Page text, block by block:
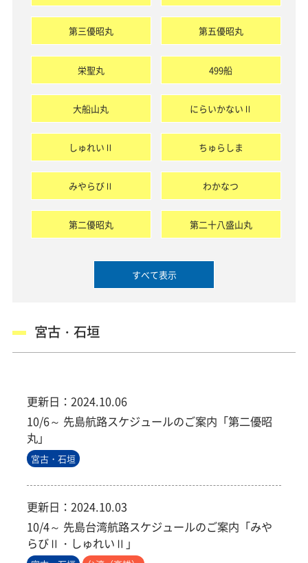
第三優昭丸 第五優昭丸
栄聖丸 499船
大船山丸 にらいかないⅡ
しゅれいⅡ ちゅらしま
みやらびⅡ わかなつ
第二優昭丸 第二十八盛山丸
すべて表示
宮古・石垣
更新日： 2024.10.06
10/6～ 先島航路スケジュールのご案内「第二優昭
丸」
宮古・石垣
更新日： 2024.10.03
10/4～ 先島台湾航路スケジュールのご案内「みや
らびⅡ・しゅれいⅡ」